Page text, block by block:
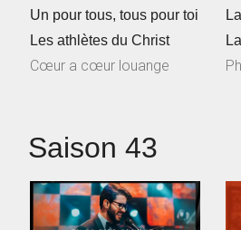
Un pour tous, tous pour toi
Les athlètes du Christ
Cœur a cœur louange
Saison 43